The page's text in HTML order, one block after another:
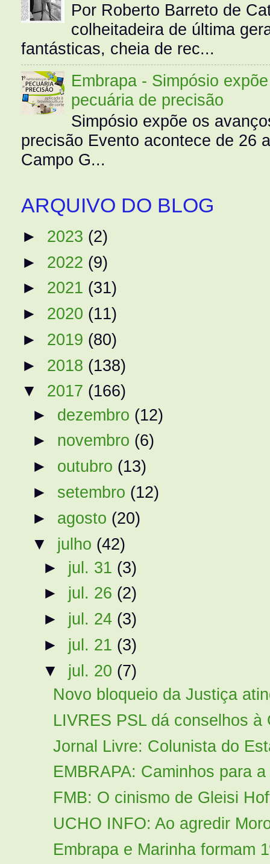
Por Roberto Barreto de
colheitadeira de última
fantásticas, cheia de rec...
Embrapa - Simpósio
pecuária de precisão
Simpósio expõe os
precisão Evento acontece de 26
Campo G...
ARQUIVO DO BLOG
► 2023 (2)
► 2022 (9)
► 2021 (31)
► 2020 (11)
► 2019 (80)
► 2018 (138)
▼ 2017 (166)
► dezembro (12)
► novembro (6)
► outubro (13)
► setembro (12)
► agosto (20)
▼ julho (42)
► jul. 31 (3)
► jul. 26 (2)
► jul. 24 (3)
► jul. 21 (3)
▼ jul. 20 (7)
Novo bloqueio da Justiça
LIVRES PSL dá conselhos à
Jornal Livre: Colunista do
EMBRAPA: Caminhos para
FMB: O cinismo de Gleisi
UCHO INFO: Ao agredir
Embrapa e Marinha formam